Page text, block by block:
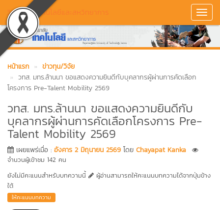
วิทยาลัยเทคโนโลยีและสหวิทยาการ
หน้าแรก
ข่าวทุน/วิจัย
วทส. มทร.ล้านนา ขอแสดงความยินดีกับบุคลากรผู้ผ่านการคัดเลือก
โครงการ Pre-Talent Mobility 2569
วทส. มทร.ล้านนา ขอแสดงความยินดีกับ
บุคลากรผู้ผ่านการคัดเลือกโครงการ Pre-
Talent Mobility 2569
เผยแพร่เมื่อ : อังคาร 2 มิถุนายน 2569 โดย Chayapat Kanka
จำนวนผู้เข้าชม 142 คน
ยังไม่มีคะแนนสำหรับบทความนี้
ผู้อ่านสามารถให้คะแนนบทความได้จากปุ่มข้าง
ใต้
ให้คะแนนบทความ